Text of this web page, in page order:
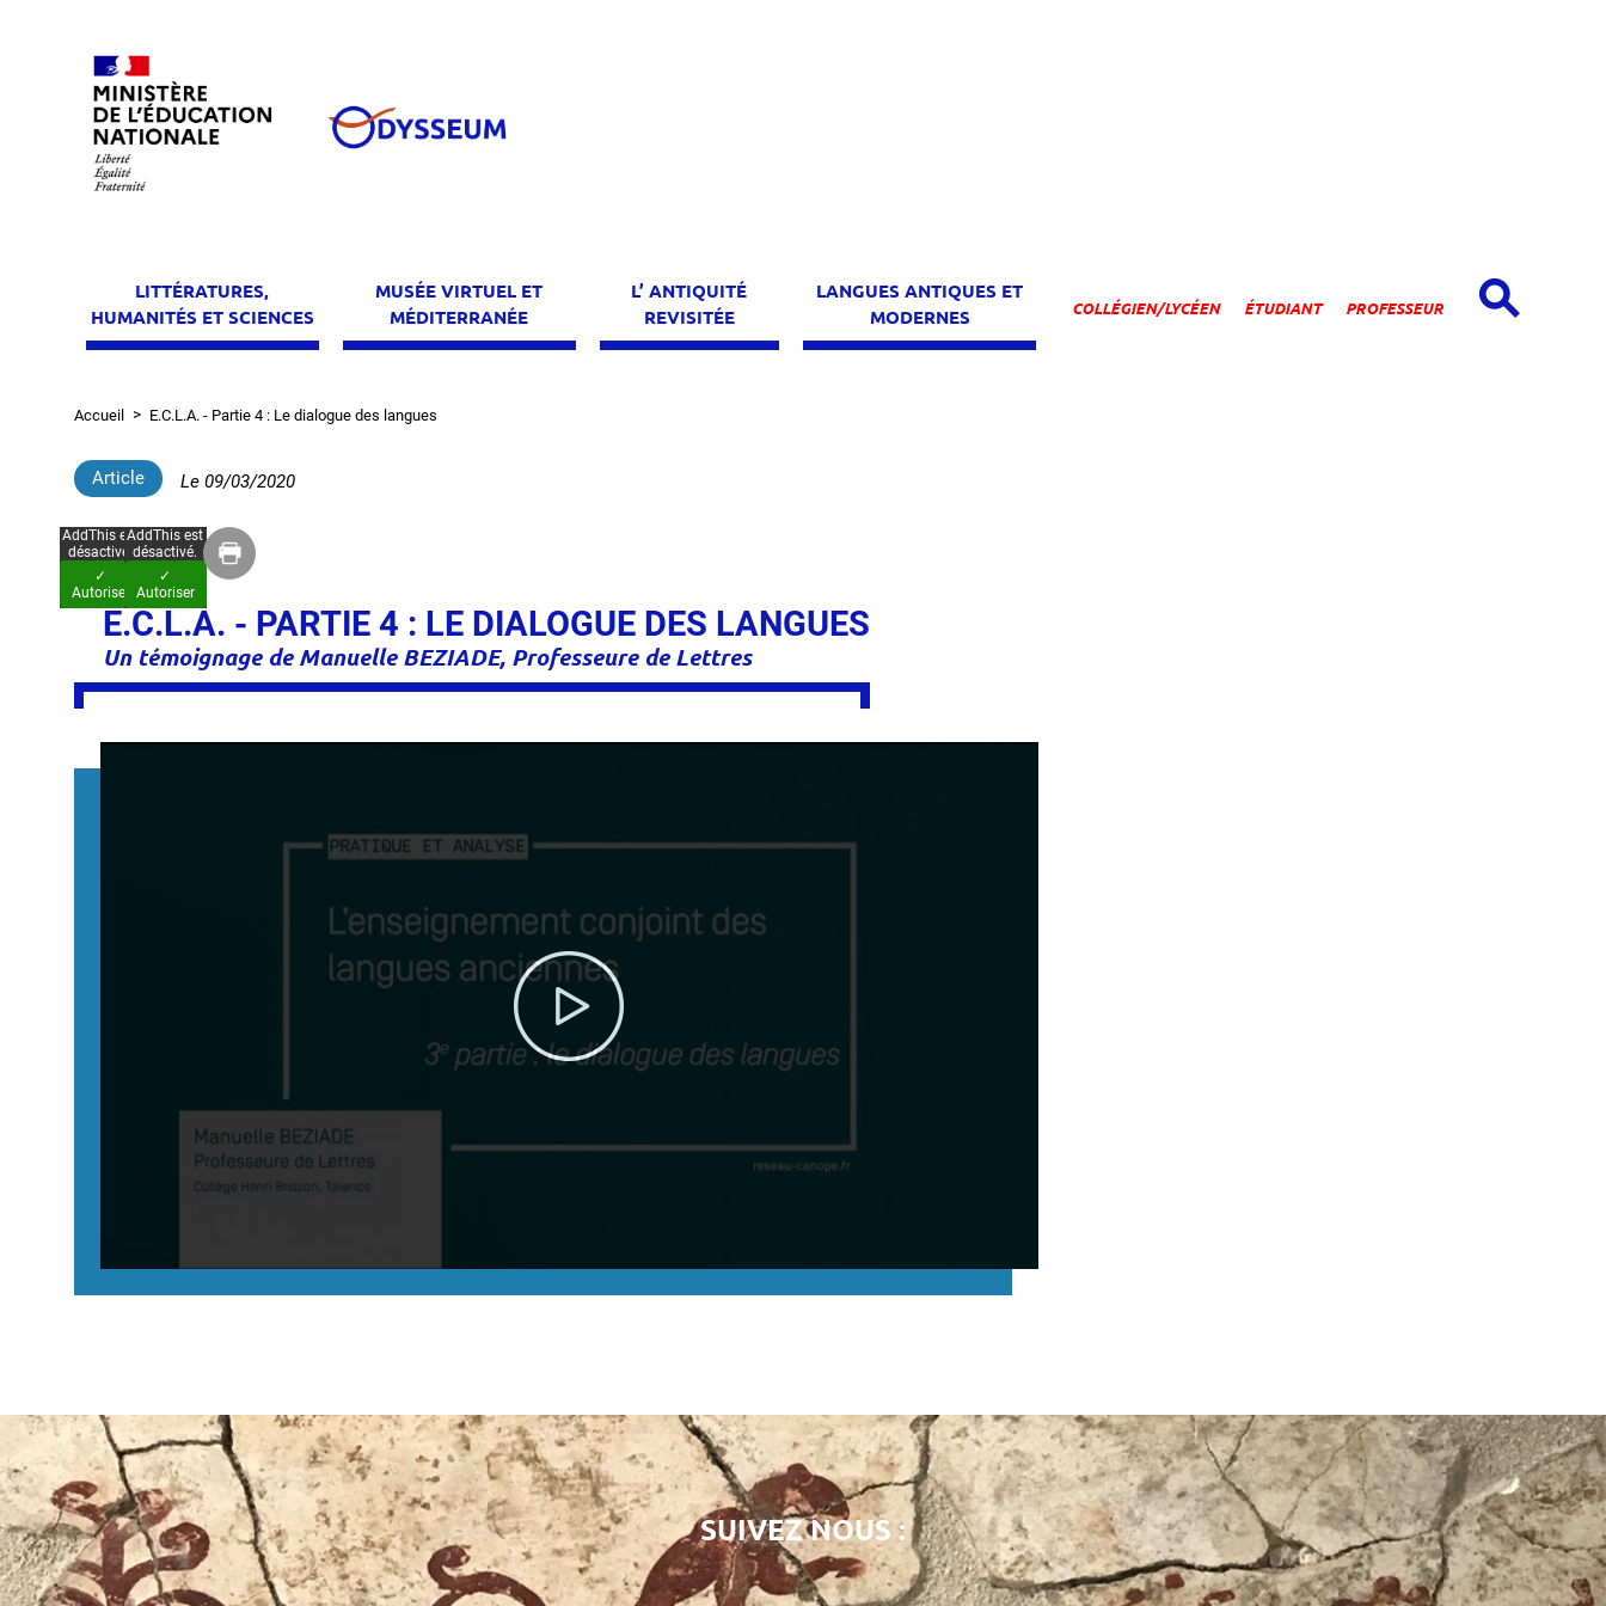
LITTÉRATURES,
HUMANITÉS ET SCIENCES
MUSÉE VIRTUEL ET
MÉDITERRANÉE
L’ ANTIQUITÉ
REVISITÉE
LANGUES ANTIQUES ET
MODERNES
Espaces
COLLÉGIEN/LYCÉEN ÉTUDIANT PROFESSEUR
Fil
d'Ariane
Accueil E.C.L.A. - Partie 4 : Le dialogue des langues
Article Le 09/03/2020
AddThis est
désactivé.
✓
Autoriser
AddThis est
désactivé.
✓
Autoriser
E.C.L.A. - PARTIE 4 : LE DIALOGUE DES LANGUES
Un témoignage de Manuelle BEZIADE, Professeure de Lettres
SUIVEZ NOUS :